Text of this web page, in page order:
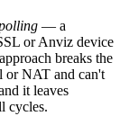
— a
or Anviz device
breaks the
or NAT and can't
it leaves
cycles.